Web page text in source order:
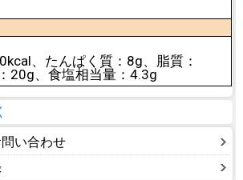
、たんぱく質：8g、脂質：
20g、食塩相当量：4.3g
い合わせ